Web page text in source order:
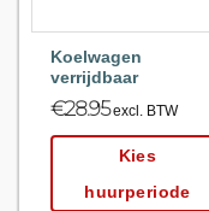
Koelwagen
verrijdbaar
€28.95excl. BTW
Kies
huurperiode